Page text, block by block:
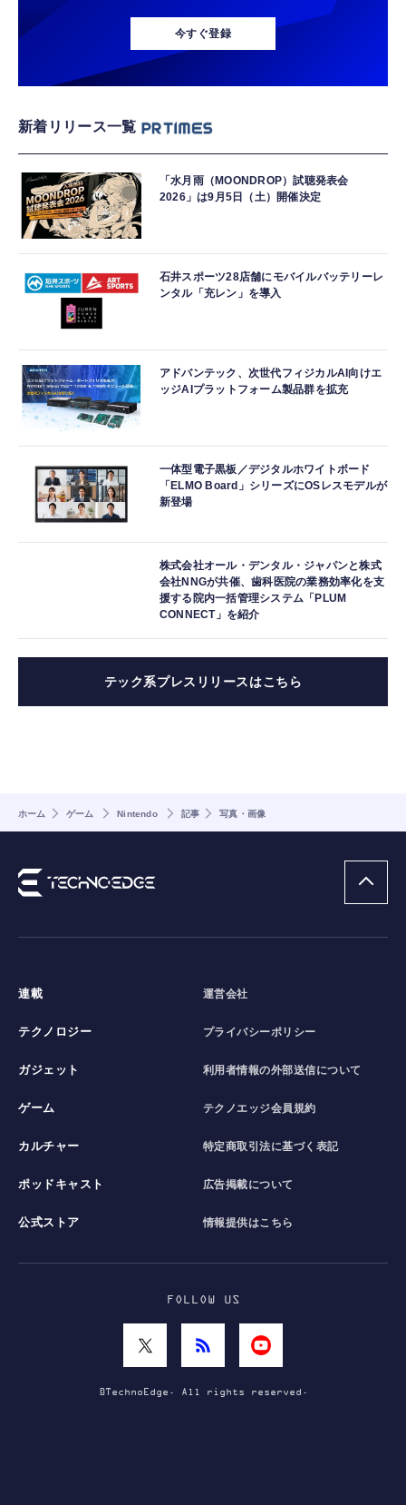
今すぐ登録
新着リリース一覧
「水月雨（MOONDROP）試聴発表会
2026」は9月5日（土）開催決定
石井スポーツ28店舗にモバイルバッテリーレ
ンタル「充レン」を導入
アドバンテック、次世代フィジカルAI向けエ
ッジAIプラットフォーム製品群を拡充
一体型電子黒板／デジタルホワイトボード
「ELMO Board」シリーズにOSレスモデルが
新登場
株式会社オール・デンタル・ジャパンと株式
会社NNGが共催、歯科医院の業務効率化を支
援する院内一括管理システム「PLUM
CONNECT」を紹介
テック系プレスリリースはこちら
ホーム ゲーム Nintendo 記事 写真・画像
連載
テクノロジー
ガジェット
ゲーム
カルチャー
ポッドキャスト
公式ストア
運営会社
プライバシーポリシー
利用者情報の外部送信について
テクノエッジ会員規約
特定商取引法に基づく表記
広告掲載について
情報提供はこちら
FOLLOW US
©TechnoEdge. All rights reserved.